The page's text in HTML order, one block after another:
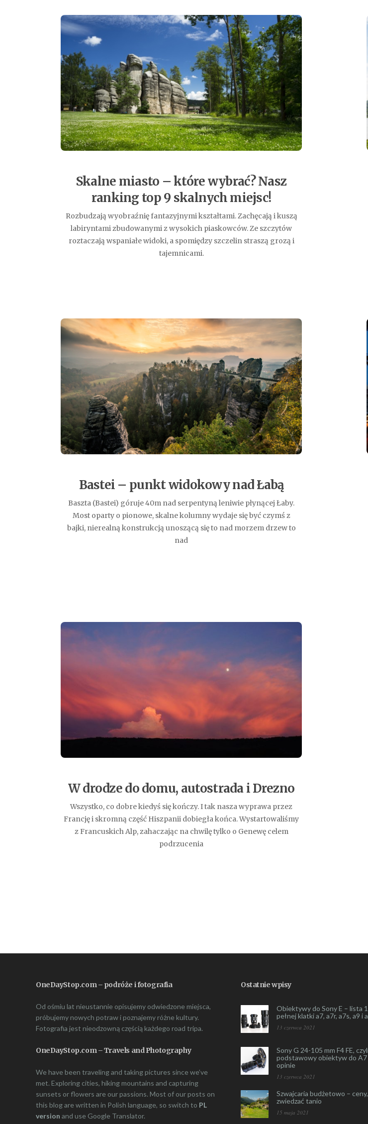
Skalne miasto – które wybrać? Nasz
ranking top 9 skalnych miejsc!
Rozbudzają wyobraźnię fantazyjnymi kształtami. Zachęcają i kuszą
labiryntami zbudowanymi z wysokich piaskowców. Ze szczytów
roztaczają wspaniałe widoki, a spomiędzy szczelin straszą grozą i
tajemnicami.
Bastei – punkt widokowy nad Łabą
Baszta (Bastei) góruje 40m nad serpentyną leniwie płynącej Łaby.
Most oparty o pionowe, skalne kolumny wydaje się być czymś z
bajki, nierealną konstrukcją unoszącą się to nad morzem drzew to
nad
W drodze do domu, autostrada i Drezno
Wszystko, co dobre kiedyś się kończy. I tak nasza wyprawa przez
Francję i skromną część Hiszpanii dobiegła końca. Wystartowaliśmy
z Francuskich Alp, zahaczając na chwilę tylko o Genewę celem
podrzucenia
OneDayStop.com – podróże i fotografia
Od ośmiu lat nieustannie opisujemy odwiedzone miejsca,
próbujemy nowych potraw i poznajemy różne kultury.
Fotografia jest nieodzowną częścią każdego road tripa.
OneDayStop.com – Travels and Photography
We have been traveling and taking pictures since we’ve
met. Exploring cities, hiking mountains and capturing
sunsets or flowers are our passions. Most of our posts on
this blog are written in Polish language, so switch to PL
version and use Google Translator.
Ostatnie wpisy
Obiektywy do Sony E – lista
pełnej klatki a7, a7r, a7s, a9 i
13 czerwca 2021
Sony G 24-105 mm F4 FE,
podstawowy obiektyw do A7
opinie
13 czerwca 2021
Szwajcaria budżetowo –
zwiedzać tanio
15 maja 2021